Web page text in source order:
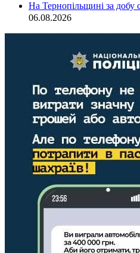
На Тернопільщині за добу
06.08.2026